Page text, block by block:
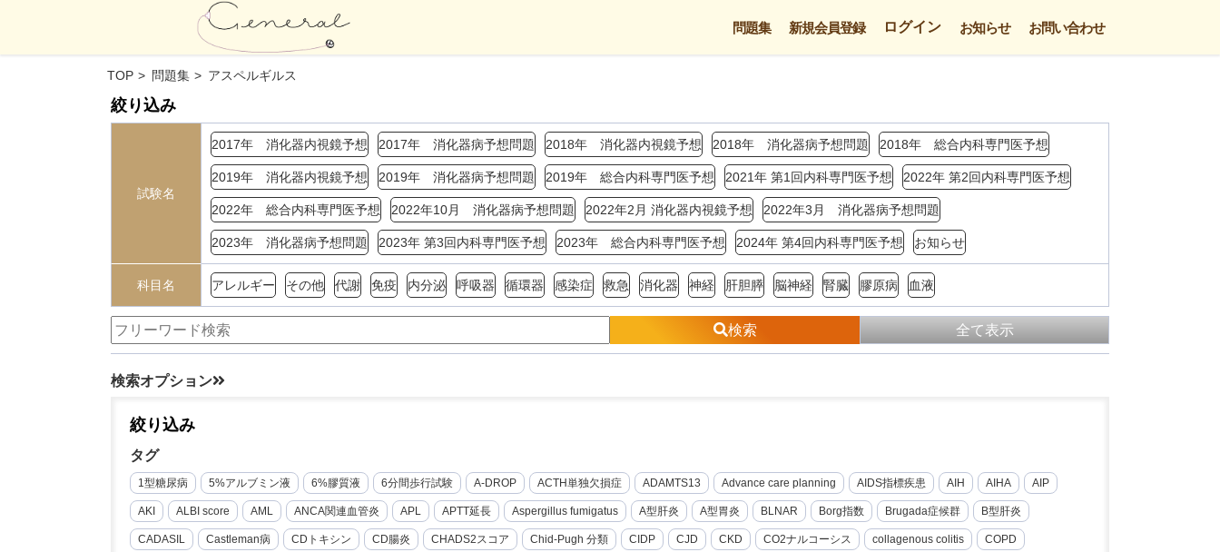
問題集 新規会員登録 ログイン お知らせ お問い合わせ
TOP 問題集 アスペルギルス
絞り込み
試験名
2017年 消化器内視鏡予想 2017年 消化器病予想問題 2018年 消化器内視鏡予想 2018年 消化器病予想問題 2018年 総合内科専門医予想
2019年 消化器内視鏡予想 2019年 消化器病予想問題 2019年 総合内科専門医予想 2021年 第1回内科専門医予想 2022年 第2回内科専門医予想
2022年 総合内科専門医予想 2022年10月 消化器病予想問題 2022年2月 消化器内視鏡予想 2022年3月 消化器病予想問題
2023年 消化器病予想問題 2023年 第3回内科専門医予想 2023年 総合内科専門医予想 2024年 第4回内科専門医予想 お知らせ
科目名 アレルギー その他 代謝 免疫 内分泌 呼吸器 循環器 感染症 救急 消化器 神経 肝胆膵 脳神経 腎臓 膠原病 血液
検索 全て表示
検索オプション
絞り込み
タグ
1型糖尿病 5%アルブミン液 6%膠質液 6分間歩行試験 A-DROP ACTH単独欠損症 ADAMTS13 Advance care planning AIDS指標疾患 AIH AIHA AIP
AKI ALBI score AML ANCA関連血管炎 APL APTT延長 Aspergillus fumigatus A型肝炎 A型胃炎 BLNAR Borg指数 Brugada症候群 B型肝炎
CADASIL Castleman病 CDトキシン CD腸炎 CHADS2スコア Chid-Pugh 分類 CIDP CJD CKD CO2ナルコーシス collagenous colitis COPD